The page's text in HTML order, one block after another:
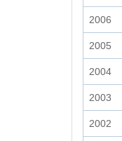
2006
2005
2004
2003
2002